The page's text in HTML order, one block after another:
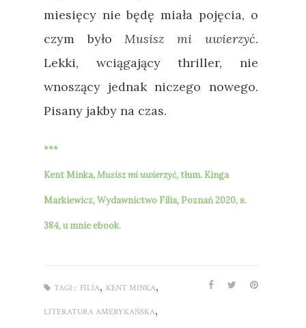
miesięcy nie będę miała pojęcia, o
czym było Musisz mi uwierzyć.
Lekki, wciągający thriller, nie
wnoszący jednak niczego nowego.
Pisany jakby na czas.
***
Kent Minka,Musisz mi uwierzyć, tłum. Kinga
Markiewicz, Wydawnictwo Filia, Poznań 2020, s.
384, u mnie ebook.
TAGI : FILIA, KENT MINKA,
LITERATURA AMERYKAŃSKA,